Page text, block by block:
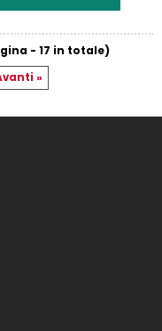
- 17 in totale)
»